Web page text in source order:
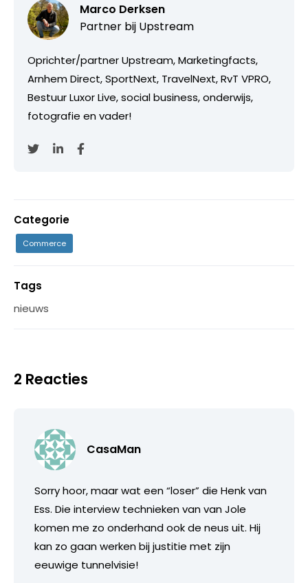
Marco Derksen
Partner bij Upstream
Oprichter/partner Upstream, Marketingfacts,
Arnhem Direct, SportNext, TravelNext, RvT VPRO,
Bestuur Luxor Live, social business, onderwijs,
fotografie en vader!
Categorie
Commerce
Tags
nieuws
2 Reacties
CasaMan
Sorry hoor, maar wat een “loser” die Henk van
Ess. Die interview technieken van van Jole
komen me zo onderhand ook de neus uit. Hij
kan zo gaan werken bij justitie met zijn
eeuwige tunnelvisie!